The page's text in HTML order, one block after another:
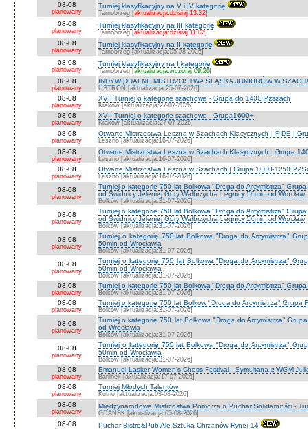
08-08
planowany
Turniej klasyfikacyjny na V i IV kategorię
Tarnobrzeg [aktualizacja:dzisiaj 13:32]
08-08
planowany
Turniej klasyfikacyjny na III kategorię
Tarnobrzeg [aktualizacja:dzisiaj 11:02]
08-08
planowany
Turniej klasyfikacyjny na II kategorię
Tarnobrzeg [aktualizacja:05-08-2026]
08-08
planowany
Turniej klasyfikaxyjny na I kategorię
Tarnobrzeg [aktualizacja:wczoraj 09:20]
08-08
planowany
INDYWIDUALNE MISTRZOSTWA ŚLĄSKA JUNIORÓW W
USTROŃ [aktualizacja:25-07-2026]
08-08
planowany
XVII Turniej o kategorie szachowe - Grupa do 1400 Pzszach
Kraków [aktualizacja:27-07-2026]
08-08
planowany
XVII Turniej o kategorie szachowe - Grupa1600+
Kraków [aktualizacja:27-07-2026]
08-08
planowany
Otwarte Mistrzostwa Leszna w Szachach Klasycznych | FIDE |
Leszno [aktualizacja:16-07-2026]
08-08
planowany
Otwarte Mistrzostwa Leszna w Szachach Klasycznych | Grupa
Leszno [aktualizacja:16-07-2026]
08-08
planowany
Otwarte Mistrzostwa Leszna w Szachach | Grupa 1000-1250
Leszno [aktualizacja:16-07-2026]
08-08
planowany
Turniej o kategorie 750 lat Bolkowa "Droga do Arcymistrza"
od Świdnicy Jeleniej Góry Wałbrzycha Legnicy 50min od Wrocław
Bolków [aktualizacja:31-07-2026]
08-08
planowany
Turniej o kategorie 750 lat Bolkowa "Droga do Arcymistrza"
od Świdnicy Jeleniej Góry Wałbrzycha Legnicy 50min od Wrocław
Bolków [aktualizacja:31-07-2026]
08-08
planowany
Turniej o kategorię 750 lat Bolkowa "Droga do Arcymistrza"
50min od Wrocławia
Bolków [aktualizacja:31-07-2026]
08-08
planowany
Turniej o kategorię 750 lat Bolkowa "Droga do Arcymistrza"
50min od Wrocławia
Bolków [aktualizacja:31-07-2026]
08-08
planowany
Turniej o kategorię 750 lat Bolkowa "Droga do Arcymistrza"
Bolków [aktualizacja:31-07-2026]
08-08
planowany
Turniej o kategorię 750 lat Bolkow "Droga do Arcymistrza" Grupa
Bolków [aktualizacja:31-07-2026]
08-08
planowany
Turniej o kategorię 750 lat Bolkowa "Droga do Arcymistrza"
od Wrocławia
Bolków [aktualizacja:31-07-2026]
08-08
planowany
Turniej o kategorię 750 lat Bolkowa "Droga do Arcymistrza"
50min od Wrocławia
Bolków [aktualizacja:31-07-2026]
08-08
planowany
Emanuel Lasker Women's Chess Festival - Symultana z WGM
Barlinek [aktualizacja:17-07-2026]
08-08
planowany
Turniej Młodych Talentów
Kutno [aktualizacja:03-08-2026]
08-08
planowany
Międzynarodowe Mistrzostwa Pomorza o Puchar Solidarności -
GDAŃSK [aktualizacja:05-08-2026]
08-08 Puchar Bistro&Pub Ale Sztuka Chrzanów Rynej 14